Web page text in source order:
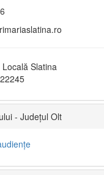
Slatina
- Județul Olt